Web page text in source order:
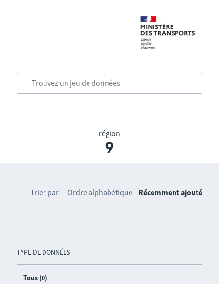
région
9
TYPE DE DONNÉES
Tous (0)
Trier par Ordre alphabétique Récemment ajouté